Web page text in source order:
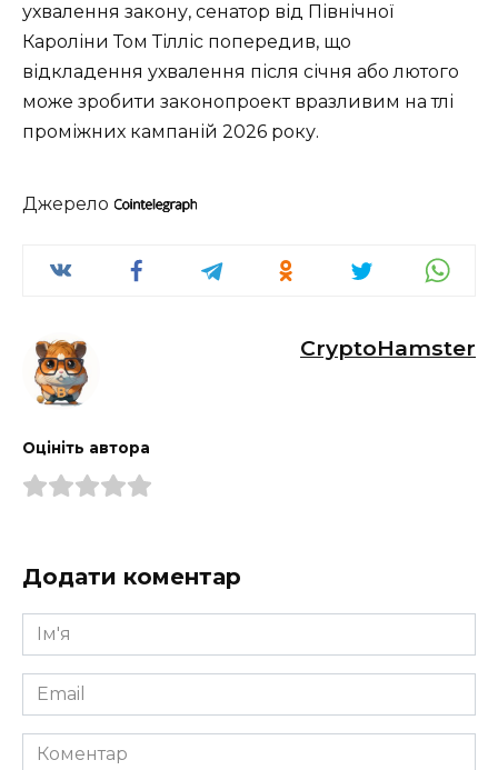
ухвалення закону, сенатор від Північної
Кароліни Том Тілліс попередив, що
відкладення ухвалення після січня або лютого
може зробити законопроект вразливим на тлі
проміжних кампаній 2026 року.
Джерело
CryptoHamster
Оцініть автора
Додати коментар
Ім'я
*
Email
*
Коментар